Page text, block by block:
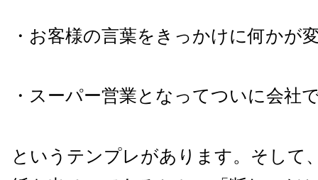
・お客様の言葉をきっかけに何かが
・スーパー営業となってついに会社
というテンプレがあります。そして